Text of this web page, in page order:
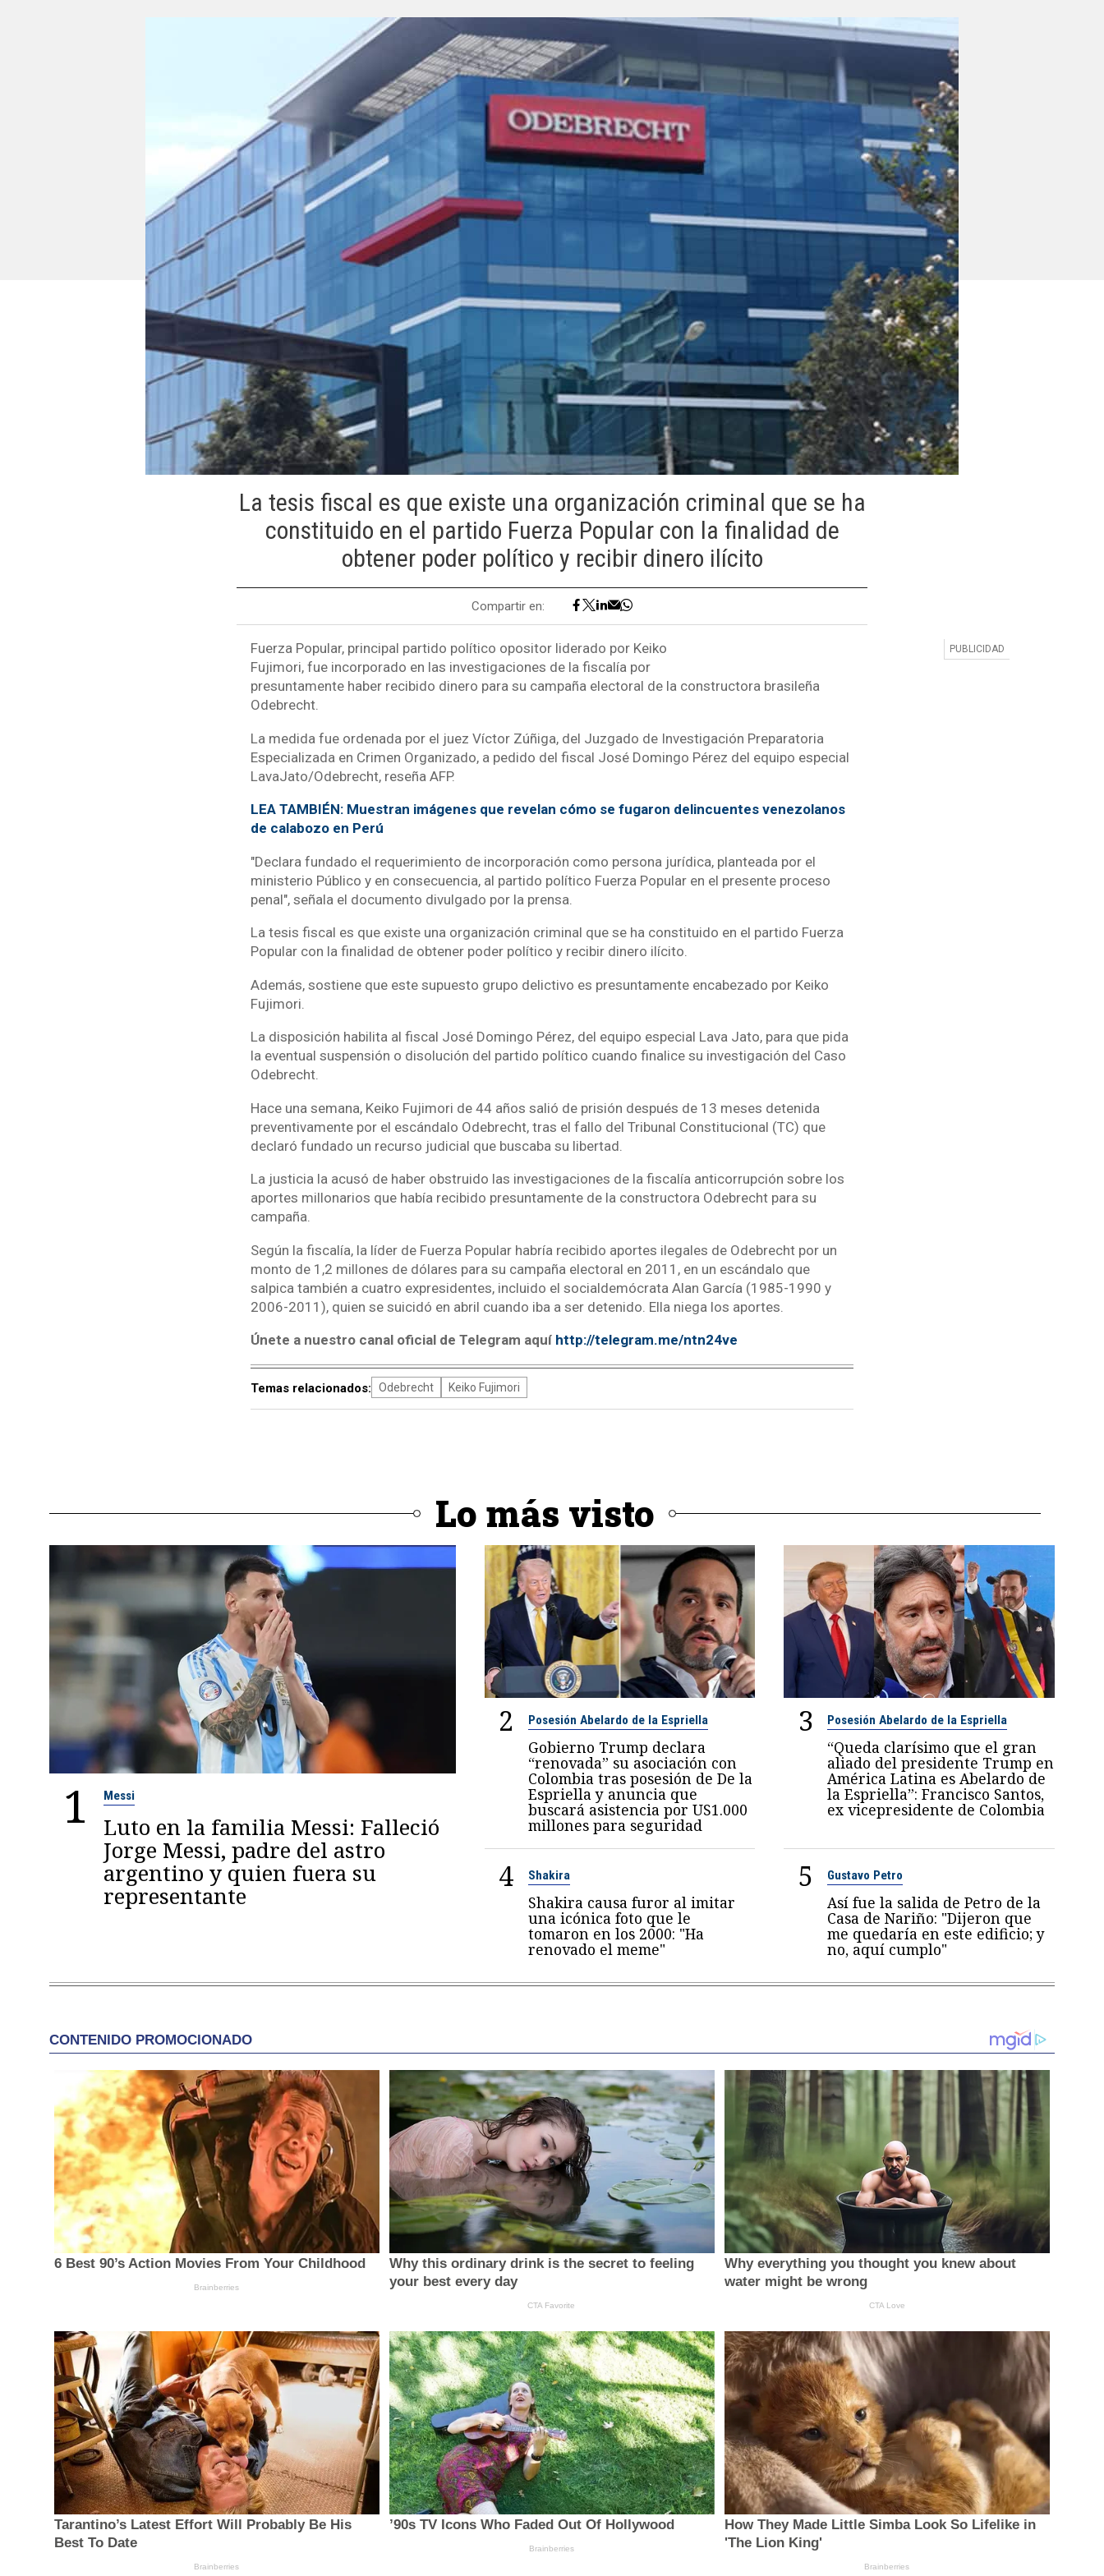
La tesis fiscal es que existe una organización criminal que se ha
constituido en el partido Fuerza Popular con la finalidad de
obtener poder político y recibir dinero ilícito
Compartir en:
Fuerza Popular, principal partido político opositor liderado por Keiko
Fujimori, fue incorporado en las investigaciones de la fiscalía por
presuntamente haber recibido dinero para su campaña electoral de la constructora brasileña
Odebrecht.
La medida fue ordenada por el juez Víctor Zúñiga, del Juzgado de Investigación Preparatoria
Especializada en Crimen Organizado, a pedido del fiscal José Domingo Pérez del equipo especial
LavaJato/Odebrecht, reseña AFP.
LEA TAMBIÉN: Muestran imágenes que revelan cómo se fugaron delincuentes venezolanos
de calabozo en Perú
"Declara fundado el requerimiento de incorporación como persona jurídica, planteada por el
ministerio Público y en consecuencia, al partido político Fuerza Popular en el presente proceso
penal", señala el documento divulgado por la prensa.
La tesis fiscal es que existe una organización criminal que se ha constituido en el partido Fuerza
Popular con la finalidad de obtener poder político y recibir dinero ilícito.
Además, sostiene que este supuesto grupo delictivo es presuntamente encabezado por Keiko
Fujimori.
La disposición habilita al fiscal José Domingo Pérez, del equipo especial Lava Jato, para que pida
la eventual suspensión o disolución del partido político cuando finalice su investigación del Caso
Odebrecht.
Hace una semana, Keiko Fujimori de 44 años salió de prisión después de 13 meses detenida
preventivamente por el escándalo Odebrecht, tras el fallo del Tribunal Constitucional (TC) que
declaró fundado un recurso judicial que buscaba su libertad.
La justicia la acusó de haber obstruido las investigaciones de la fiscalía anticorrupción sobre los
aportes millonarios que había recibido presuntamente de la constructora Odebrecht para su
campaña.
Según la fiscalía, la líder de Fuerza Popular habría recibido aportes ilegales de Odebrecht por un
monto de 1,2 millones de dólares para su campaña electoral en 2011, en un escándalo que
salpica también a cuatro expresidentes, incluido el socialdemócrata Alan García (1985-1990 y
2006-2011), quien se suicidó en abril cuando iba a ser detenido. Ella niega los aportes.
Únete a nuestro canal oficial de Telegram aquí http://telegram.me/ntn24ve
Temas relacionados: Odebrecht Keiko Fujimori
Lo más visto
1 Messi
Luto en la familia Messi: Falleció
Jorge Messi, padre del astro
argentino y quien fuera su
representante
2 Posesión Abelardo de la Espriella
Gobierno Trump declara
“renovada” su asociación con
Colombia tras posesión de De la
Espriella y anuncia que
buscará asistencia por US1.000
millones para seguridad
3 Posesión Abelardo de la Espriella
“Queda clarísimo que el gran
aliado del presidente Trump en
América Latina es Abelardo de
la Espriella”: Francisco Santos,
ex vicepresidente de Colombia
4 Shakira
Shakira causa furor al imitar
una icónica foto que le
tomaron en los 2000: "Ha
renovado el meme"
5 Gustavo Petro
Así fue la salida de Petro de la
Casa de Nariño: "Dijeron que
me quedaría en este edificio; y
no, aquí cumplo"